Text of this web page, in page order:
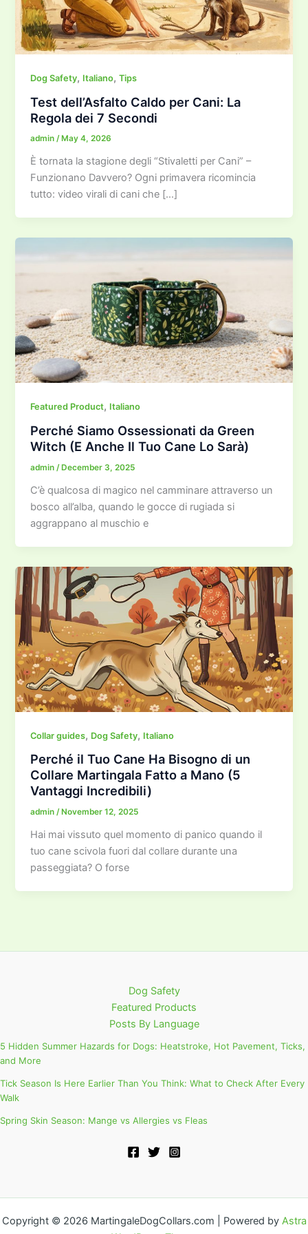
Dog Safety, Italiano,Tips
Test dell’Asfalto Caldo per Cani: La
Regola dei 7 Secondi
admin/ May 4, 2026
È tornata la stagione degli “Stivaletti per Cani” –
Funzionano Davvero? Ogni primavera ricomincia
tutto: video virali di cani che […]
Featured Product, Italiano
Perché Siamo Ossessionati da Green
Witch (E Anche Il Tuo Cane Lo Sarà)
admin /December 3, 2025
C’è qualcosa di magico nel camminare attraverso un
bosco all’alba, quando le gocce di rugiada si
aggrappano al muschio e
Collar guides, Dog Safety, Italiano
Perché il Tuo Cane Ha Bisogno di un
Collare Martingala Fatto a Mano (5
Vantaggi Incredibili)
admin/ November 12, 2025
Hai mai vissuto quel momento di panico quando il
tuo cane scivola fuori dal collare durante una
passeggiata? O forse
Dog Safety
Featured Products
Posts By Language
5 Hidden Summer Hazards for Dogs: Heatstroke, Hot Pavement, Ticks,
and More
Tick Season Is Here Earlier Than You Think: What to Check After Every
Walk
Spring Skin Season: Mange vs Allergies vs Fleas
Copyright © 2026 MartingaleDogCollars.com | Powered by Astra